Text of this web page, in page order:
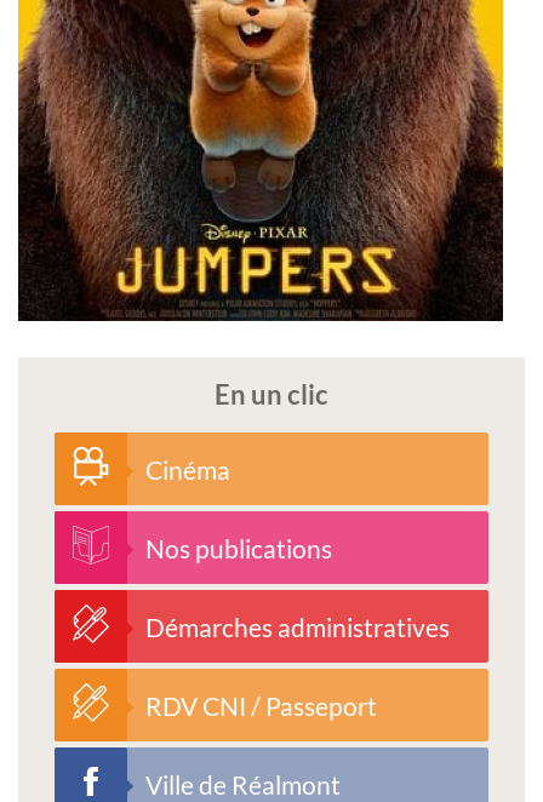
En un clic
Cinéma
Nos publications
Démarches administratives
RDV CNI / Passeport
Ville de Réalmont